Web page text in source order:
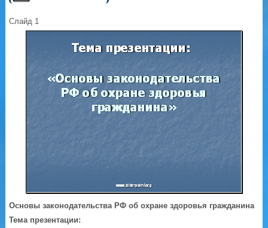
Слайд 1
Основы законодательства РФ об охране здоровья гражданина
Тема презентации: